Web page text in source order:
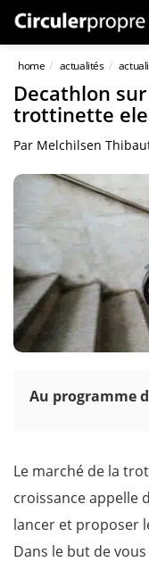
home actualités
Decathlon
trottinette
Par Melchilsen
Au programme
Le marché de la
croissance appelle
lancer et proposer
Dans le but de